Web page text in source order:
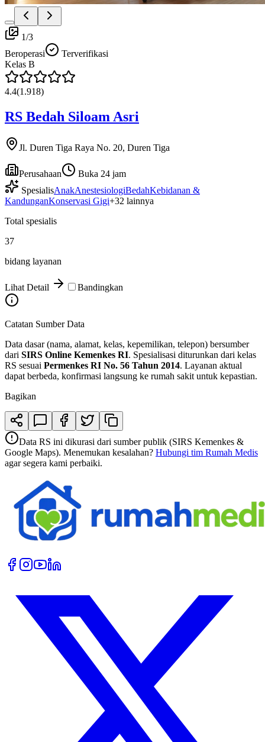
1/3
Beroperasi
Terverifikasi
Kelas B
4.4(1.918)
RS Bedah Siloam Asri
Jl. Duren Tiga Raya No. 20, Duren Tiga
Perusahaan
Buka 24 jam
SpesialisAnakAnestesiologiBedahKebidanan &
KandunganKonservasi Gigi+32 lainnya
Total spesialis
37
bidang layanan
Lihat Detail Bandingkan
Catatan Sumber Data
Data dasar (nama, alamat, kelas, kepemilikan, telepon) bersumber
dari SIRS Online Kemenkes RI. Spesialisasi diturunkan dari kelas
RS sesuai Permenkes RI No. 56 Tahun 2014. Layanan aktual
dapat berbeda, konfirmasi langsung ke rumah sakit untuk kepastian.
Bagikan
Data RS ini dikurasi dari sumber publik (SIRS Kemenkes &
Google Maps). Menemukan kesalahan? Hubungi tim Rumah Medis
agar segera kami perbaiki.